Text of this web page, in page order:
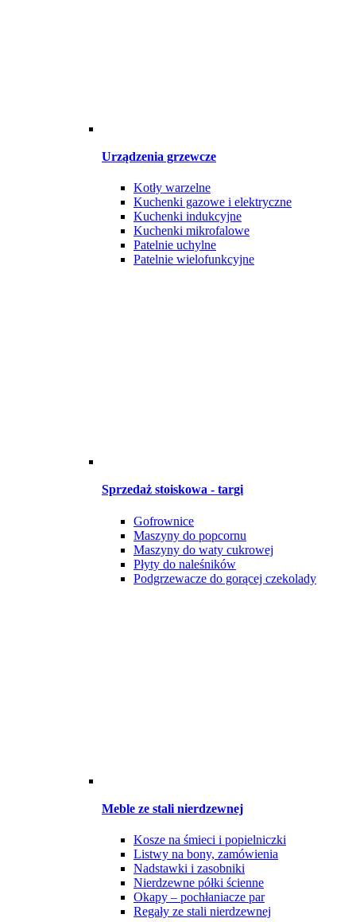
Urządzenia grzewcze
Kotły warzelne
Kuchenki gazowe i elektryczne
Kuchenki indukcyjne
Kuchenki mikrofalowe
Patelnie uchylne
Patelnie wielofunkcyjne
Sprzedaż stoiskowa - targi
Gofrownice
Maszyny do popcornu
Maszyny do waty cukrowej
Płyty do naleśników
Podgrzewacze do gorącej czekolady
Meble ze stali nierdzewnej
Kosze na śmieci i popielniczki
Listwy na bony, zamówienia
Nadstawki i zasobniki
Nierdzewne półki ścienne
Okapy – pochłaniacze par
Regały ze stali nierdzewnej